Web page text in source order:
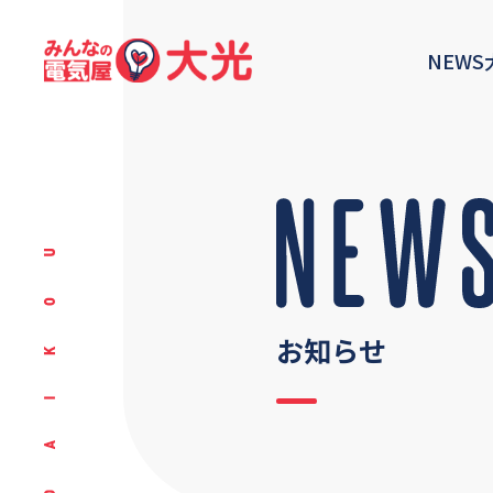
NEWS
お知らせ